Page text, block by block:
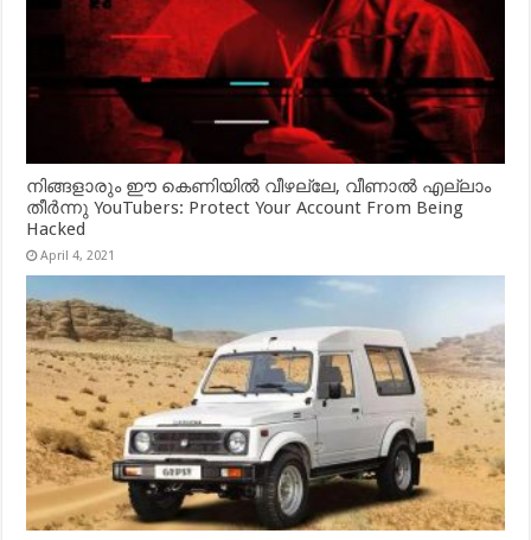
നിങ്ങളാരും ഈ കെണിയിൽ വീഴല്ലേ, വീണാൽ എല്ലാം
തീർന്നു YouTubers: Protect Your Account From Being
Hacked
April 4, 2021